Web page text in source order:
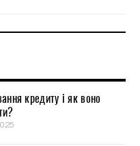
кредиту і як воно